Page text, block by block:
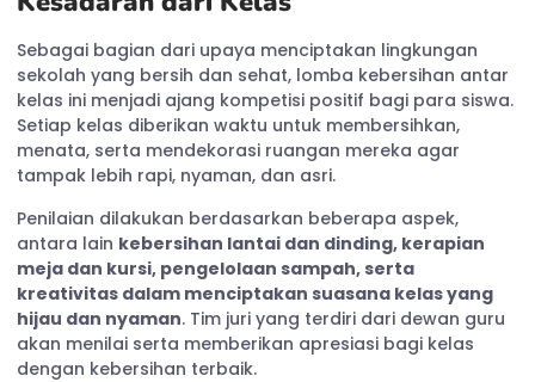
Sebagai bagian dari upaya menciptakan lingkungan
sekolah yang bersih dan sehat, lomba kebersihan antar
kelas ini menjadi ajang kompetisi positif bagi para siswa.
Setiap kelas diberikan waktu untuk membersihkan,
menata, serta mendekorasi ruangan mereka agar
tampak lebih rapi, nyaman, dan asri.
Penilaian dilakukan berdasarkan beberapa aspek,
antara lain kebersihan lantai dan dinding, kerapian
meja dan kursi, pengelolaan sampah, serta
kreativitas dalam menciptakan suasana kelas yang
hijau dan nyaman. Tim juri yang terdiri dari dewan guru
akan menilai serta memberikan apresiasi bagi kelas
dengan kebersihan terbaik.